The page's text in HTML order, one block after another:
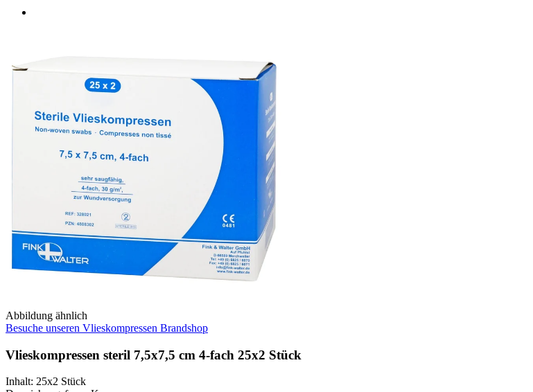
Abbildung ähnlich
Besuche unseren Vlieskompressen Brandshop
Vlieskompressen steril 7,5x7,5 cm 4-fach 25x2 Stück
Inhalt: 25x2 Stück